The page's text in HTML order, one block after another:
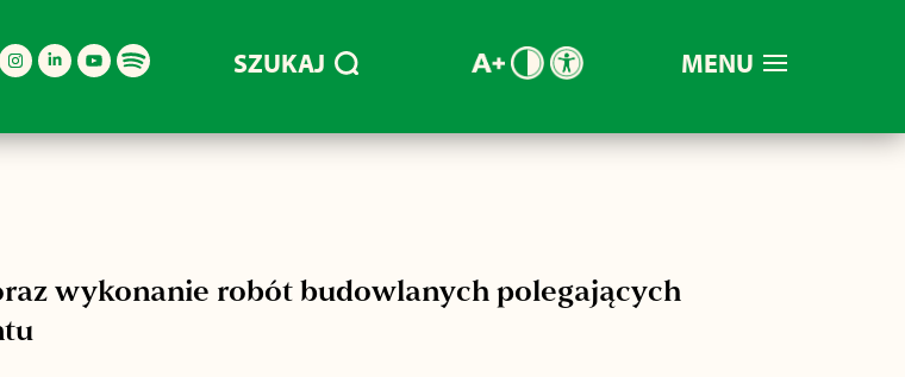
MENU
SZUKAJ
wykonanie robót budowlanych polegających